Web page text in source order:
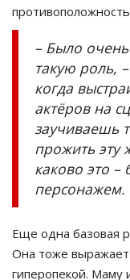
– Было
такую роль,
когда
актёров на
заучиваешь
прожить эту
каково это
персонажем.
Еще одна базовая
Она тоже
гиперопекой. Маму